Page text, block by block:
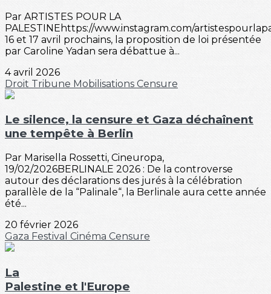
Par ARTISTES POUR LA
PALESTINEhttps://www.instagram.com/
16 et 17 avril prochains, la proposition de loi présentée
par Caroline Yadan sera débattue à...
4 avril 2026
Droit Tribune Mobilisations Censure
Le silence, la censure et Gaza déchaînent
une tempête à Berlin
Par Marisella Rossetti, Cineuropa,
19/02/2026BERLINALE 2026 : De la controverse
autour des déclarations des jurés à la célébration
parallèle de la “Palinale“, la Berlinale aura cette année
été...
20 février 2026
Gaza Festival Cinéma Censure
La
Palestine et l'Europe